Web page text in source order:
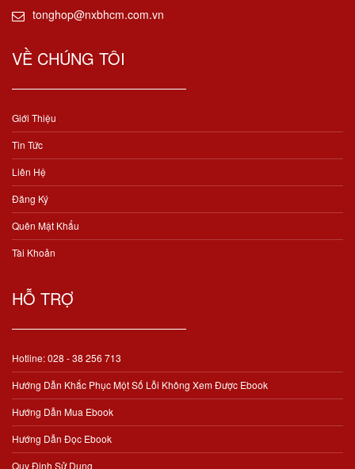
tonghop@nxbhcm.com.vn
VỀ CHÚNG TÔI
Giới Thiệu
Tin Tức
Liên Hệ
Đăng Ký
Quên Mật Khẩu
Tài Khoản
HỖ TRỢ
Hotline: 028 - 38 256 713
Hướng Dẫn Khắc Phục Một Số Lỗi Không Xem Được Ebook
Hướng Dẫn Mua Ebook
Hướng Dẫn Đọc Ebook
Quy Định Sử Dụng